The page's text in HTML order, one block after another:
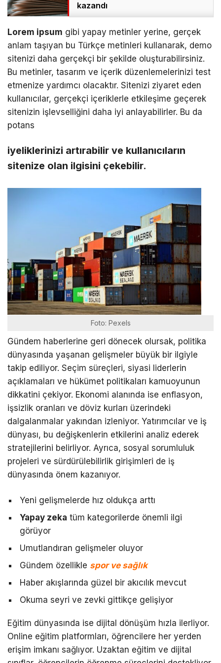
kazandı
Lorem ipsum gibi yapay metinler yerine, gerçek
anlam taşıyan bu Türkçe metinleri kullanarak, demo
sitenizi daha gerçekçi bir şekilde oluşturabilirsiniz.
Bu metinler, tasarım ve içerik düzenlemelerinizi test
etmenize yardımcı olacaktır. Sitenizi ziyaret eden
kullanıcılar, gerçekçi içeriklerle etkileşime geçerek
sitenizin işlevselliğini daha iyi anlayabilirler. Bu da
potans
iyeliklerinizi artırabilir ve kullanıcıların
sitenize olan ilgisini çekebilir.
Foto: Pexels
Gündem haberlerine geri dönecek olursak, politika
dünyasında yaşanan gelişmeler büyük bir ilgiyle
takip ediliyor. Seçim süreçleri, siyasi liderlerin
açıklamaları ve hükümet politikaları kamuoyunun
dikkatini çekiyor. Ekonomi alanında ise enflasyon,
işsizlik oranları ve döviz kurları üzerindeki
dalgalanmalar yakından izleniyor. Yatırımcılar ve iş
dünyası, bu değişkenlerin etkilerini analiz ederek
stratejilerini belirliyor. Ayrıca, sosyal sorumluluk
projeleri ve sürdürülebilirlik girişimleri de iş
dünyasında önem kazanıyor.
Yeni gelişmelerde hız oldukça arttı
Yapay zeka tüm kategorilerde önemli ilgi
görüyor
Umutlandıran gelişmeler oluyor
Gündem özellikle spor ve sağlık
Haber akışlarında güzel bir akıcılık mevcut
Okuma seyri ve zevki gittikçe gelişiyor
Eğitim dünyasında ise dijital dönüşüm hızla ilerliyor.
Online eğitim platformları, öğrencilere her yerden
erişim imkanı sağlıyor. Uzaktan eğitim ve dijital